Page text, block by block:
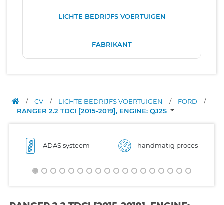
LICHTE BEDRIJFS VOERTUIGEN
FABRIKANT
/ CV / LICHTE BEDRIJFS VOERTUIGEN / FORD
/
RANGER 2.2 TDCI [2015-2019], ENGINE: QJ2S
ADAS systeem handmatig proces